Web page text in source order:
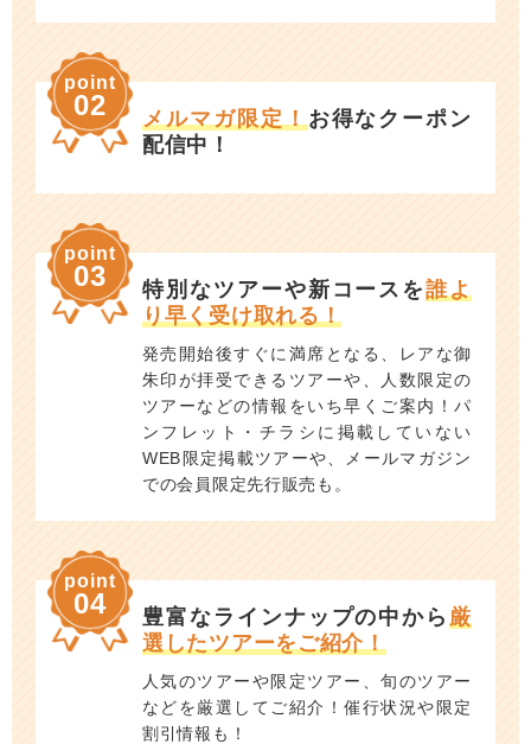
point
02 メルマガ限定！お得なクーポン
配信中！
point
03 特別なツアーや新コースを誰よ
り早く受け取れる！
発売開始後すぐに満席となる、レアな御
朱印が拝受できるツアーや、人数限定の
ツアーなどの情報をいち早くご案内！パ
ンフレット・チラシに掲載していない
WEB限定掲載ツアーや、メールマガジン
での会員限定先行販売も。
point
04 豊富なラインナップの中から厳
選したツアーをご紹介！
人気のツアーや限定ツアー、旬のツアー
などを厳選してご紹介！催行状況や限定
割引情報も！